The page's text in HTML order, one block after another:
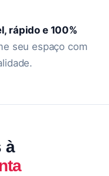
rápido e 100%
seu espaço com
à